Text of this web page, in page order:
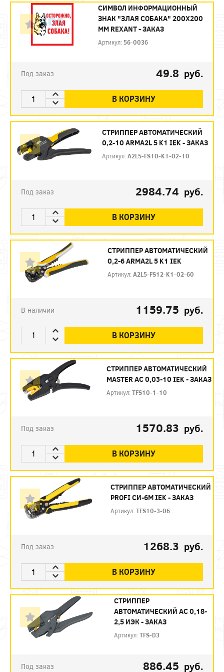
СИМВОЛ ИНФОРМАЦИОННЫЙ
ЗНАК "ЗЛАЯ СОБАКА" 200X200
ММ REXANT - ЗАКАЗ
Артикул: 56-0036
Под заказ 49.8 руб.
В КОРЗИНУ
СТРИППЕР АВТОМАТИЧЕСКИЙ
0,2-10 ARMA2L 5 K1 IEK - ЗАКАЗ
Артикул:A2L5-FS10-K1-02-10
Под заказ 2984.74 руб.
В КОРЗИНУ
СТРИППЕР АВТОМАТИЧЕСКИЙ
0,2-6 ARMA2L 5 K1 IEK
Артикул:A2L5-FS12-K1-02-60
В наличии 1159.75 руб.
В КОРЗИНУ
СТРИППЕР АВТОМАТИЧЕСКИЙ
MASTER АС 0,03-10 IEK - ЗАКАЗ
Артикул:TFS10-1-10
Под заказ 1570.83 руб.
В КОРЗИНУ
СТРИППЕР АВТОМАТИЧЕСКИЙ
PROFI СИ-6М IEK - ЗАКАЗ
Артикул:TFS10-3-06
Под заказ 1268.3 руб.
В КОРЗИНУ
СТРИППЕР
АВТОМАТИЧЕСКИЙ АС 0,18-
2,5 ИЭК - ЗАКАЗ
Артикул:TFS-D3
Под заказ 886.45 руб.